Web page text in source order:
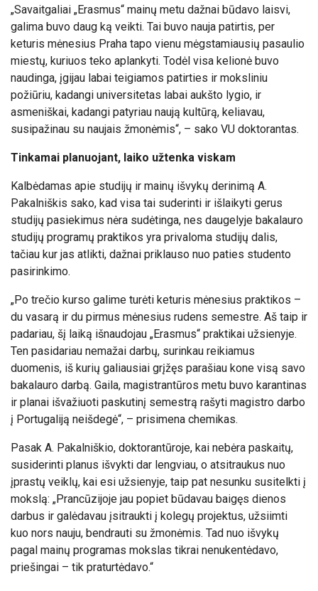
„Savaitgaliai „Erasmus“ mainų metu dažnai būdavo laisvi,
galima buvo daug ką veikti. Tai buvo nauja patirtis, per
keturis mėnesius Praha tapo vienu mėgstamiausių pasaulio
miestų, kuriuos teko aplankyti. Todėl visa kelionė buvo
naudinga, įgijau labai teigiamos patirties ir moksliniu
požiūriu, kadangi universitetas labai aukšto lygio, ir
asmeniškai, kadangi patyriau naują kultūrą, keliavau,
susipažinau su naujais žmonėmis“, – sako VU doktorantas.
Tinkamai planuojant, laiko užtenka viskam
Kalbėdamas apie studijų ir mainų išvykų derinimą A.
Pakalniškis sako, kad visa tai suderinti ir išlaikyti gerus
studijų pasiekimus nėra sudėtinga, nes daugelyje bakalauro
studijų programų praktikos yra privaloma studijų dalis,
tačiau kur jas atlikti, dažnai priklauso nuo paties studento
pasirinkimo.
„Po trečio kurso galime turėti keturis mėnesius praktikos –
du vasarą ir du pirmus mėnesius rudens semestre. Aš taip ir
padariau, šį laiką išnaudojau „Erasmus“ praktikai užsienyje.
Ten pasidariau nemažai darbų, surinkau reikiamus
duomenis, iš kurių galiausiai grįžęs parašiau kone visą savo
bakalauro darbą. Gaila, magistrantūros metu buvo karantinas
ir planai išvažiuoti paskutinį semestrą rašyti magistro darbo
į Portugaliją neišdegė“, – prisimena chemikas.
Pasak A. Pakalniškio, doktorantūroje, kai nebėra paskaitų,
susiderinti planus išvykti dar lengviau, o atsitraukus nuo
įprastų veiklų, kai esi užsienyje, taip pat nesunku susitelkti į
mokslą: „Prancūzijoje jau popiet būdavau baigęs dienos
darbus ir galėdavau įsitraukti į kolegų projektus, užsiimti
kuo nors nauju, bendrauti su žmonėmis. Tad nuo išvykų
pagal mainų programas mokslas tikrai nenukentėdavo,
priešingai – tik praturtėdavo.“